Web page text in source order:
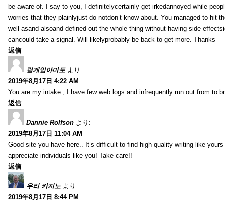
be aware of. I say to you, I definitelycertainly get irkedannoyed while
worries that they plainlyjust do notdon’t know about. You managed to hit
well asand alsoand defined out the whole thing without having side
cancould take a signal. Will likelyprobably be back to get more. Thanks
返信
릴게임야마토 より:
2019年8月17日 4:22 AM
You are my intake , I have few web logs and infrequently run out from to
返信
Dannie Rolfson より:
2019年8月17日 11:04 AM
Good site you have here.. It’s difficult to find high quality writing like
appreciate individuals like you! Take care!!
返信
우리 카지노 より:
2019年8月17日 8:44 PM